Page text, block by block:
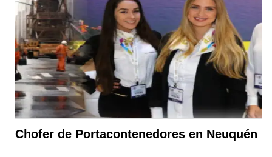
Chofer de Portacontenedores en Neuquén